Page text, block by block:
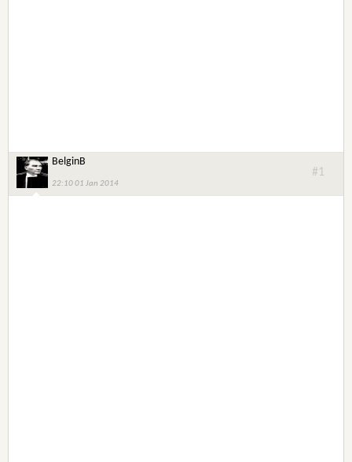
BelginB
22:10 01 Jan 2014
#1